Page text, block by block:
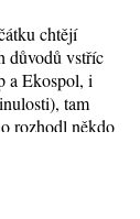
chtějí
důvodů vstříc
a Ekospol, i
tam
rozhodl někdo